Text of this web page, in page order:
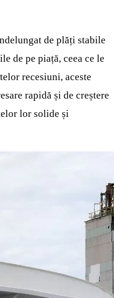
de plăți stabile
de pe piață, ceea ce le
recesiuni, aceste
rapidă și de creștere
lor solide și